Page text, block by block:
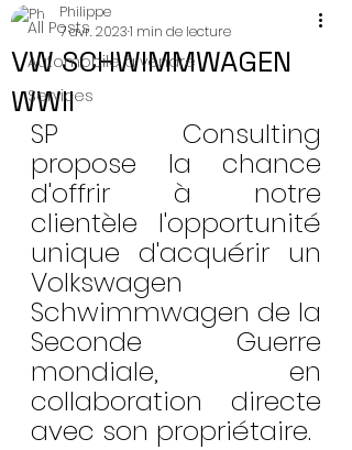
All Posts
Automobile à vendre
Services
VW SCHWIMMWAGEN
WWII
Philippe
7 avr. 20231 min de lecture
SP Consulting
propose la chance
d'offrir à notre
clientèle l'opportunité
unique d'acquérir un
Volkswagen
Schwimmwagen de la
Seconde Guerre
mondiale, en
collaboration directe
avec son propriétaire.